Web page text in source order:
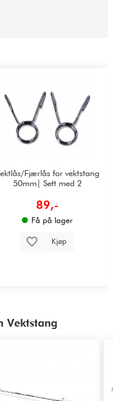
Fjærlås for vektstang
50mm| Sett med 2
89,-
Få på lager
Kjøp
Vektstang